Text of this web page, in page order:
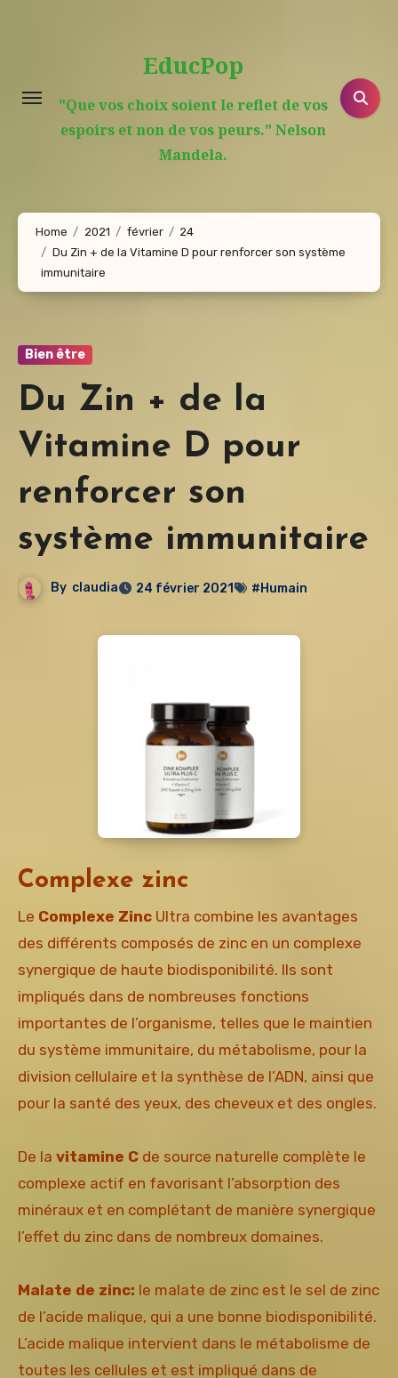
EducPop
"Que vos choix soient le reflet de vos
espoirs et non de vos peurs." Nelson
Mandela.
Home 2021 février
24
Du Zin + de la Vitamine D pour renforcer son système
immunitaire
Bien être
Du Zin + de la
Vitamine D pour
renforcer son
système immunitaire
By claudia 24 février 2021 #Humain
Complexe zinc
Le Complexe Zinc Ultra combine les avantages
des différents composés de zinc en un complexe
synergique de haute biodisponibilité. Ils sont
impliqués dans de nombreuses fonctions
importantes de l’organisme, telles que le maintien
du système immunitaire, du métabolisme, pour la
division cellulaire et la synthèse de l’ADN, ainsi que
pour la santé des yeux, des cheveux et des ongles.
De la vitamine C de source naturelle complète le
complexe actif en favorisant l’absorption des
minéraux et en complétant de manière synergique
l’effet du zinc dans de nombreux domaines.
Malate de zinc: le malate de zinc est le sel de zinc
de l’acide malique, qui a une bonne biodisponibilité.
L’acide malique intervient dans le métabolisme de
toutes les cellules et est impliqué dans de